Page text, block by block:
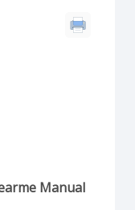
Manual